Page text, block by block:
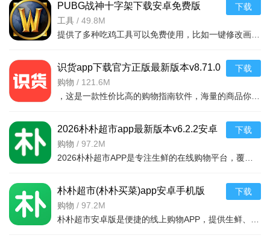
很多的玩家都是秘闻位置的攻略，很多的玩家都是比较好奇
的，怎么触发也是很多的玩家都是比较好奇的，其实触发无疑就
应位置自动触发等等，这些都是触发的方法的，很多的玩家都是
比较好奇的，对应位置的攻略，还是很多的玩家都是想要了解
的。
暮色镇：三个秘闻任务
寒鸦岭：三个秘闻任务
群星城：三个秘闻任务
这个是每个地图的一个秘闻的一个位置的，这个位置的话是
PUBG战神十字架下载安卓免费版
v7.68.0安卓免费版
工具 / 49.8M
下载
识货app下载官方正版最新版本v8.71.0
安卓版
购物 / 121.6M
下载
2026朴朴超市app最新版本v6.2.2安卓
最新版
购物 / 97.2M
下载
朴朴超市(朴朴买菜)app安卓手机版
v6.2.2安卓版
购物 / 97.2M
下载